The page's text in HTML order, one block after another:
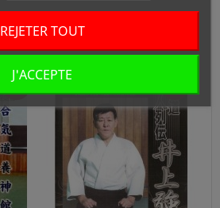
SHIODA Yasuhisa
5 600 ¥
REJETER TOUT
J'ACCEPTE